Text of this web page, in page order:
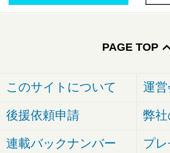
PAGE TOP
このサイトについて 運営
後援依頼申請 弊
連載バックナンバー プレ